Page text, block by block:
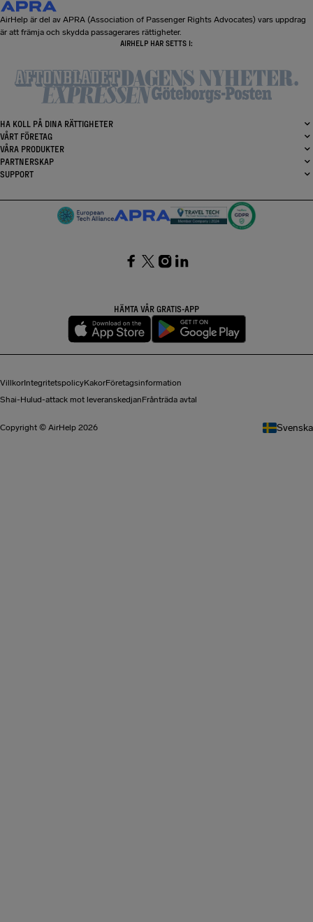
AirHelp är del av APRA (Association of Passenger Rights Advocates) vars uppdrag
är att främja och skydda passagerares rättigheter.
AIRHELP HAR SETTS I:
HA KOLL PÅ DINA RÄTTIGHETER
VÅRT FÖRETAG
VÅRA PRODUKTER
PARTNERSKAP
SUPPORT
HÄMTA VÅR GRATIS-APP
VillkorIntegritetspolicyKakorFöretagsinformation
Shai-Hulud-attack mot leveranskedjanFrånträda avtal
Copyright © AirHelp 2026 Svenska